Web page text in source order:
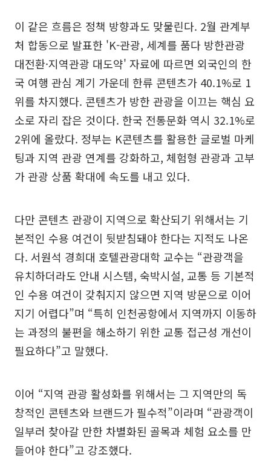
이 같은 흐름은 정책 방향과도 맞물린다. 2월 관계부
처 합동으로 발표한 'K-관광, 세계를 품다 방한관광
대전환·지역관광 대도약' 자료에 따르면 외국인의 한
국 여행 관심 계기 가운데 한류 콘텐츠가 40.1%로 1
위를 차지했다. 콘텐츠가 방한 관광을 이끄는 핵심 요
소로 자리 잡은 것이다. 한국 전통문화 역시 32.1%로
2위에 올랐다. 정부는 K콘텐츠를 활용한 글로벌 마케
팅과 지역 관광 연계를 강화하고, 체험형 관광과 고부
가 관광 상품 확대에 속도를 내고 있다.
다만 콘텐츠 관광이 지역으로 확산되기 위해서는 기
본적인 수용 여건이 뒷받침돼야 한다는 지적도 나온
다. 서원석 경희대 호텔관광대학 교수는 “관광객을
유치하더라도 안내 시스템, 숙박시설, 교통 등 기본적
인 수용 여건이 갖춰지지 않으면 지역 방문으로 이어
지기 어렵다”며 “특히 인천공항에서 지역까지 이동하
는 과정의 불편을 해소하기 위한 교통 접근성 개선이
필요하다”고 말했다.
이어 “지역 관광 활성화를 위해서는 그 지역만의 독
창적인 콘텐츠와 브랜드가 필수적”이라며 “관광객이
일부러 찾아갈 만한 차별화된 골목과 체험 요소를 만
들어야 한다”고 강조했다.